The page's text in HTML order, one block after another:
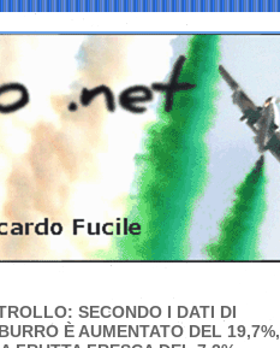
SECONDO I DATI DI
È AUMENTATO DEL 19,7%,